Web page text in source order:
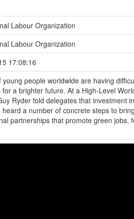
Labour Organization
Labour Organization
17:08:16
young people worldwide are having
for a brighter future. At a High-Level
Ryder told delegates that investment
heard a number of concrete steps to
partnerships that promote green